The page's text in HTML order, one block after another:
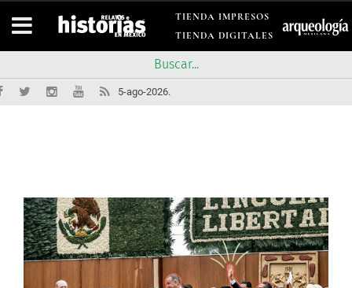
TIENDA IMPRESOS
TIENDA DIGITALES
5-ago-2026.